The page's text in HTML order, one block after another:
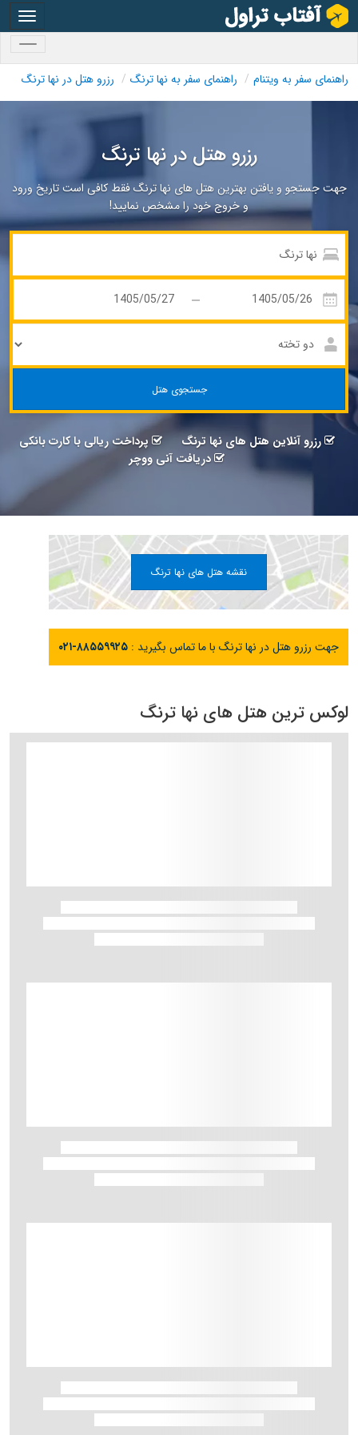
راهنمای سفر به ویتنام راهنمای سفر به نها ترنگ رزرو هتل در نها ترنگ
رزرو هتل در نها ترنگ
جهت جستجو و یافتن بهترین هتل های نها ترنگ فقط کافی است تاریخ ورود
و خروج خود را مشخص نمایید!
جستجوی هتل
رزرو آنلاین هتل های نها ترنگ
پرداخت ریالی با کارت بانکی
دریافت آنی ووچر
نقشه هتل های نها ترنگ
جهت رزرو هتل در نها ترنگ با ما تماس بگیرید : ۰۲۱-۸۸۵۵۹۹۲۵
لوکس ترین هتل های نها ترنگ